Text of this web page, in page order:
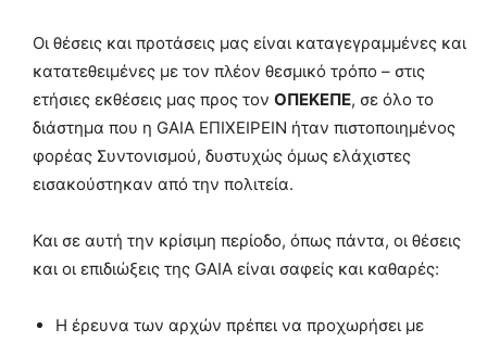
Οι θέσεις και προτάσεις μας είναι καταγεγραμμένες και
κατατεθειμένες με τον πλέον θεσμικό τρόπο – στις
ετήσιες εκθέσεις μας προς τον ΟΠΕΚΕΠΕ, σε όλο το
διάστημα που η GAIA ΕΠΙΧΕΙΡΕΙΝ ήταν πιστοποιημένος
φορέας Συντονισμού, δυστυχώς όμως ελάχιστες
εισακούστηκαν από την πολιτεία.
Και σε αυτή την κρίσιμη περίοδο, όπως πάντα, οι θέσεις
και οι επιδιώξεις της GAIA είναι σαφείς και καθαρές:
Η έρευνα των αρχών πρέπει να προχωρήσει με